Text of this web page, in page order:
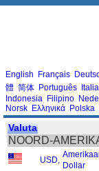
English Français
體 简体 Português
Indonesia Filipino
Norsk Ελληνικά Polska
Valuta
NOORD-
USD
Dollar